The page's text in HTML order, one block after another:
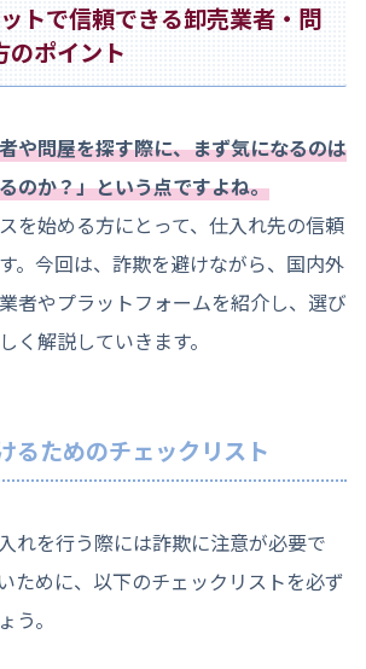
トで信頼できる卸売業者・問
のポイント
や問屋を探す際に、まず気になるのは
のか？」という点ですよね。
を始める方にとって、仕入れ先の信頼
。今回は、詐欺を避けながら、国内外
者やプラットフォームを紹介し、選び
く解説していきます。
ためのチェックリスト
れを行う際には詐欺に注意が必要で
ために、以下のチェックリストを必ず
う。